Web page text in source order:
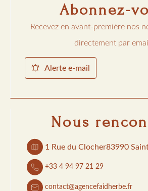
Abonnez-
Recevez en avant-première nos
directement par
Alerte e-mail
Nous
1 Rue du Clocher83990
+33 4 94 97 21 29
contact@agencefaidherbe.fr